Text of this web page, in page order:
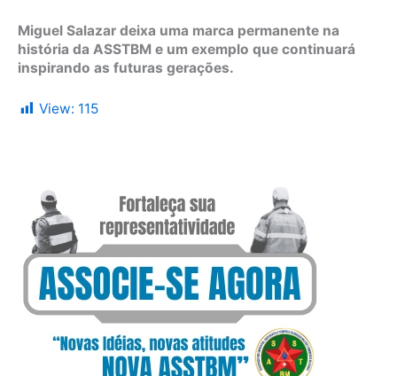
Miguel Salazar deixa uma marca permanente na
história da ASSTBM e um exemplo que continuará
inspirando as futuras gerações.
View: 115